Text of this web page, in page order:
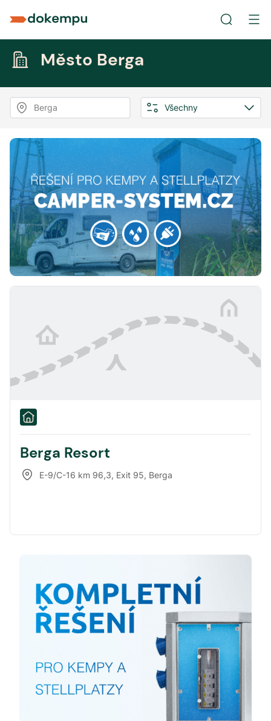
Město Berga
Berga Všechny
Berga Resort
E-9/C-16 km 96,3, Exit 95, Berga